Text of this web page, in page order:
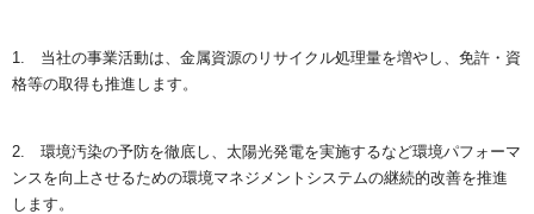
1. 当社の事業活動は、金属資源のリサイクル処理量を増やし、免許・資
格等の取得も推進します。
2. 環境汚染の予防を徹底し、太陽光発電を実施するなど環境パフォーマ
ンスを向上させるための環境マネジメントシステムの継続的改善を推進
します。